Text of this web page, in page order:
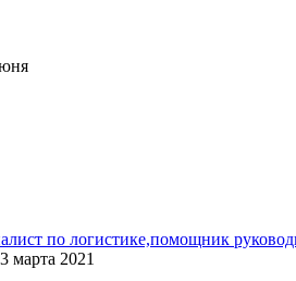
по логистике,помощник
марта 2021